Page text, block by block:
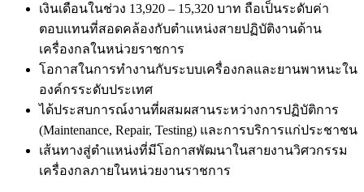
เงินเดือนในช่วง 13,920 – 15,320 บาท ถือเป็นระดับค่า
ตอบแทนที่สอดคล้องกับตำแหน่งสายปฏิบัติงานด้าน
เครื่องกลในหน่วยราชการ
โอกาสในการทำงานกับระบบเครื่องกลและยานพาหนะใน
องค์กรระดับประเทศ
ได้ประสบการณ์งานที่ผสมผสานระหว่างการปฏิบัติการ
(Maintenance, Repair, Testing) และการบริการแก่ประชาชน
เส้นทางสู่ตำแหน่งที่มีโอกาสพัฒนาในสายงานวิศวกรรม
เครื่องกลภายในหน่วยงานราชการ